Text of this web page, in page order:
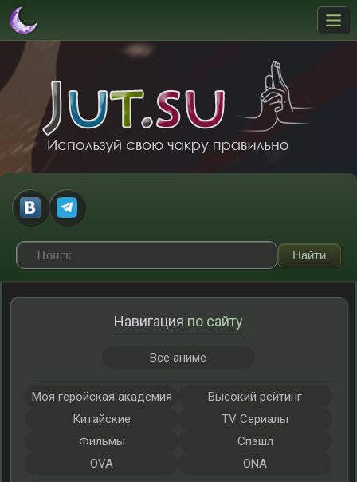
Навигация по сайту
Все аниме
Моя геройская академия
Высокий рейтинг
Китайские
TV Сериалы
Фильмы
Спэшл
OVA
ONA